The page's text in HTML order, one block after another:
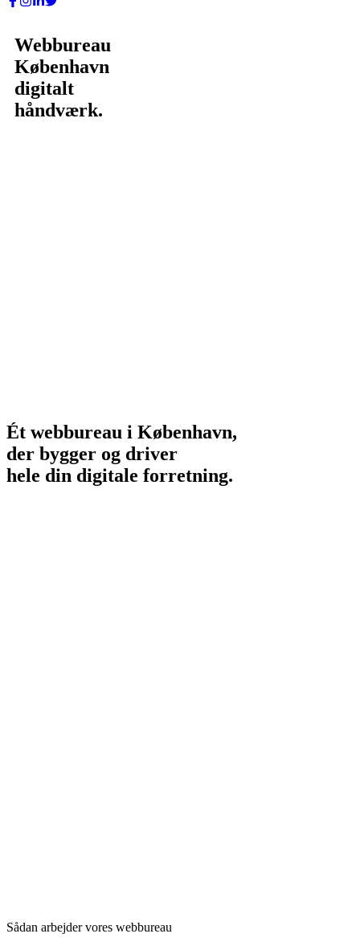
Webbureau
København
digitalt
håndværk.
Ét webbureau i København,
der bygger og driver
hele din digitale forretning.
Sådan arbejder vores webbureau